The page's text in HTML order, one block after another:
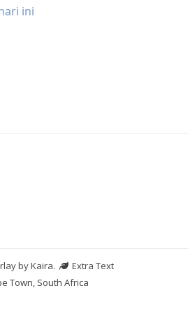
ini
byKaira.
Extra Text
Town, South Africa